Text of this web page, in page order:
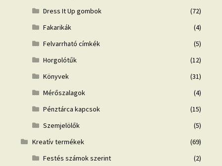
Dress It Up gombok
(72)
Fakarikák
(4)
Felvarrható címkék
(5)
Horgolótűk
(12)
Könyvek
(31)
Mérőszalagok
(4)
Pénztárca kapcsok
(15)
Szemjelölők
(5)
Kreatív termékek
(69)
Festés számok szerint
(2)